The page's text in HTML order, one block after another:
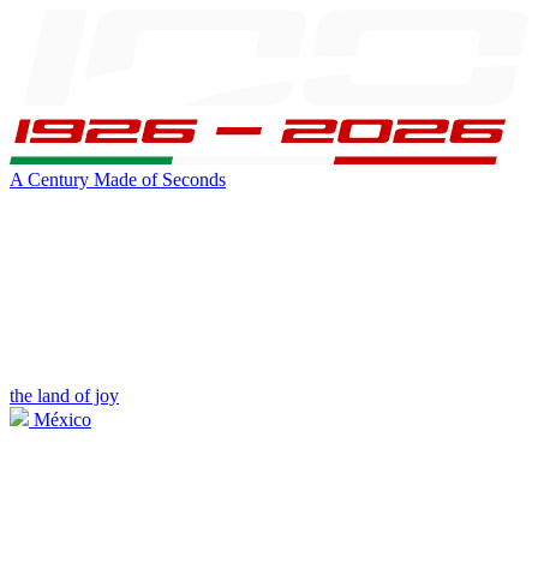
A Century Made of Seconds
the land of joy
México